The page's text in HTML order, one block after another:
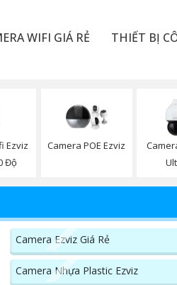
WIFI GIÁ RẺ THIẾT BỊ
Ezviz
Độ
Camera POE Ezviz
Camera Ezviz Giá Rẻ
Camera Nhựa Plastic Ezviz